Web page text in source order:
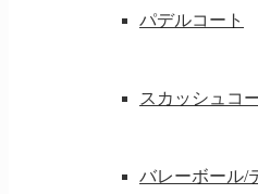
パデルコート
スカッシュコ
バレーボール/